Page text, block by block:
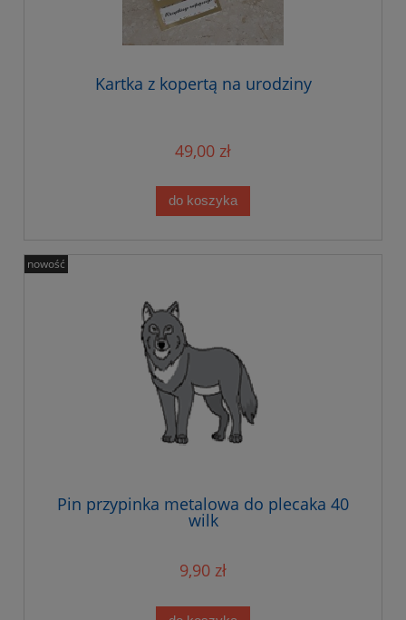
Kartka z kopertą na urodziny
49,00 zł
do koszyka
Pin przypinka metalowa do plecaka 40
wilk
9,90 zł
nowość